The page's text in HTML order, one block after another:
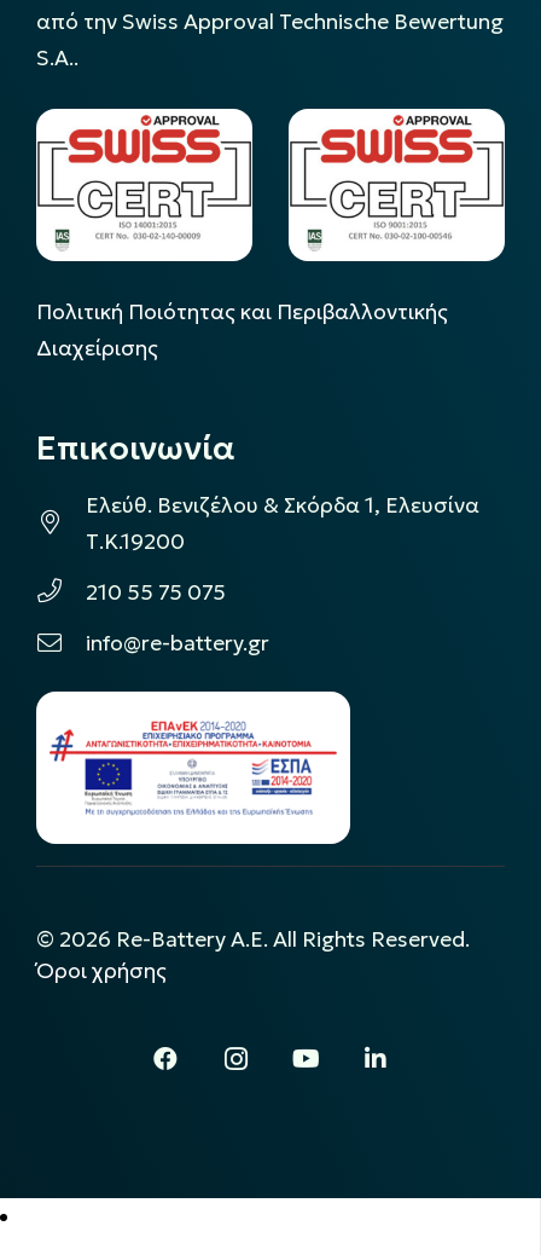
από την Swiss Approval Technische Bewertung
S.A..
Πολιτική Ποιότητας και Περιβαλλοντικής
Διαχείρισης
Επικοινωνία
Ελεύθ. Βενιζέλου & Σκόρδα 1, Ελευσίνα
Τ.Κ.19200
210 55 75 075
info@re-battery.gr
© 2026 Re-Battery A.E. All Rights Reserved.
Όροι χρήσης